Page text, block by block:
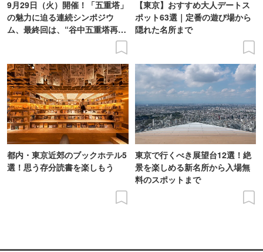
9月29日（火）開催！「五重塔」
の魅力に迫る連続シンポジウ
ム、最終回は、“谷中五重塔再建
【東京】おすすめ大人デートス
ポット63選｜定番の遊び場から
隠れた名所まで
都内・東京近郊のブックホテル5
選！思う存分読書を楽しもう
東京で行くべき展望台12選！絶
景を楽しめる新名所から入場無
料のスポットまで